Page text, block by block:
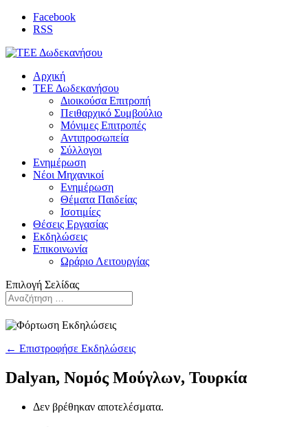
Facebook
RSS
Αρχική
ΤΕΕ Δωδεκανήσου
Διοικούσα Επιτροπή
Πειθαρχικό Συμβούλιο
Μόνιμες Επιτροπές
Αντιπροσωπεία
Σύλλογοι
Ενημέρωση
Νέοι Μηχανικοί
Ενημέρωση
Θέματα Παιδείας
Ισοτιμίες
Θέσεις Εργασίας
Εκδηλώσεις
Επικοινωνία
Ωράριο Λειτουργίας
Επιλογή Σελίδας
← Επιστροφήσε Εκδηλώσεις
Dalyan, Νομός Μούγλων, Τουρκία
Δεν βρέθηκαν αποτελέσματα.